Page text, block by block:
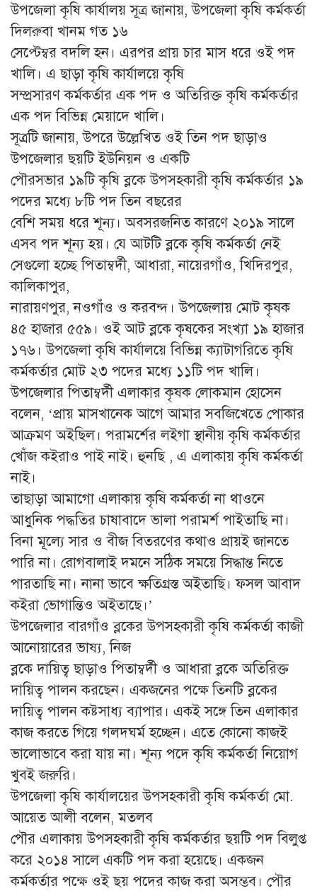
উপজেলা কৃষি কার্যালয় সূত্র জানায়, উপজেলা কৃষি কর্মকর্তা
দিলরুবা খানম গত ১৬
সেপ্টেম্বর বদলি হন। এরপর প্রায় চার মাস ধরে ওই পদ
খালি। এ ছাড়া কৃষি কার্যালয়ে কৃষি
সম্প্রসারণ কর্মকর্তার এক পদ ও অতিরিক্ত কৃষি কর্মকর্তার
এক পদ বিভিন্ন মেয়াদে খালি।
সূত্রটি জানায়, উপরে উল্লেখিত ওই তিন পদ ছাড়াও
উপজেলার ছয়টি ইউনিয়ন ও একটি
পৌরসভার ১৯টি কৃষি ব্লকে উপসহকারী কৃষি কর্মকর্তার ১৯
পদের মধ্যে ৮টি পদ তিন বছরের
বেশি সময় ধরে শূন্য। অবসরজনিত কারণে ২০১৯ সালে
এসব পদ শূন্য হয়। যে আটটি ব্লকে কৃষি কর্মকর্তা নেই
সেগুলো হচ্ছে পিতাম্বর্দী, আধারা, নায়েরগাঁও, খিদিরপুর,
কালিকাপুর,
নারায়ণপুর, নওগাঁও ও করবন্দ। উপজেলায় মোট কৃষক
৪৫ হাজার ৫৫৯। ওই আট ব্লকে কৃষকের সংখ্যা ১৯ হাজার
১৭৬। উপজেলা কৃষি কার্যালয়ে বিভিন্ন ক্যাটাগরিতে কৃষি
কর্মকর্তার মোট ২৩ পদের মধ্যে ১১টি পদ খালি।
উপজেলার পিতাম্বর্দী এলাকার কৃষক লোকমান হোসেন
বলেন, ‘প্রায় মাসখানেক আগে আমার সবজিখেতে পোকার
আক্রমণ অইছিল। পরামর্শের লইগা স্থানীয় কৃষি কর্মকর্তার
খোঁজ কইরাও পাই নাই। হুনছি , এ এলাকায় কৃষি কর্মকর্তা
নাই।
তাছাড়া আমাগো এলাকায় কৃষি কর্মকর্তা না থাওনে
আধুনিক পদ্ধতির চাষাবাদে ভালা পরামর্শ পাইতাছি না।
বিনা মূল্যে সার ও বীজ বিতরণের কথাও প্রায়ই জানতে
পারি না। রোগবালাই দমনে সঠিক সময়ে সিদ্ধান্ত নিতে
পারতাছি না। নানা ভাবে ক্ষতিগ্রস্ত অইতাছি। ফসল আবাদ
কইরা ভোগান্তিও অইতাছে।’
উপজেলার বারগাঁও ব্লকের উপসহকারী কৃষি কর্মকর্তা কাজী
আনোয়ারের ভাষ্য, নিজ
ব্লকে দায়িত্ব ছাড়াও পিতাম্বর্দী ও আধারা ব্লকে অতিরিক্ত
দায়িত্ব পালন করছেন। একজনের পক্ষে তিনটি ব্লকের
দায়িত্ব পালন কষ্টসাধ্য ব্যাপার। একই সঙ্গে তিন এলাকার
কাজ করতে গিয়ে গলদঘর্ম হচ্ছেন। এতে কোনো কাজই
ভালোভাবে করা যায় না। শূন্য পদে কৃষি কর্মকর্তা নিয়োগ
খুবই জরুরি।
উপজেলা কৃষি কার্যালয়ের উপসহকারী কৃষি কর্মকর্তা মো.
আয়েত আলী বলেন, মতলব
পৌর এলাকায় উপসহকারী কৃষি কর্মকর্তার ছয়টি পদ বিলুপ্ত
করে ২০১৪ সালে একটি পদ করা হয়েছে। একজন
কর্মকর্তার পক্ষে ওই ছয় পদের কাজ করা অসম্ভব। পৌর